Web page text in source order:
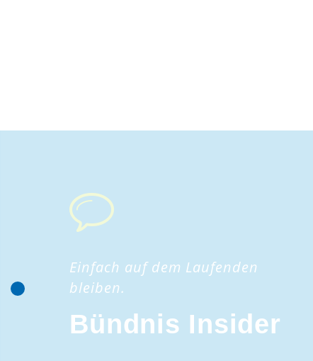
Einfach auf dem Laufenden
bleiben.
Bündnis Insider